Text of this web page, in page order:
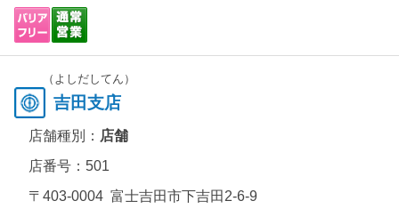
（よしだしてん）
吉田支店
店舗種別： 店舗
店番号：501
〒403-0004 富士吉田市下吉田2-6-9